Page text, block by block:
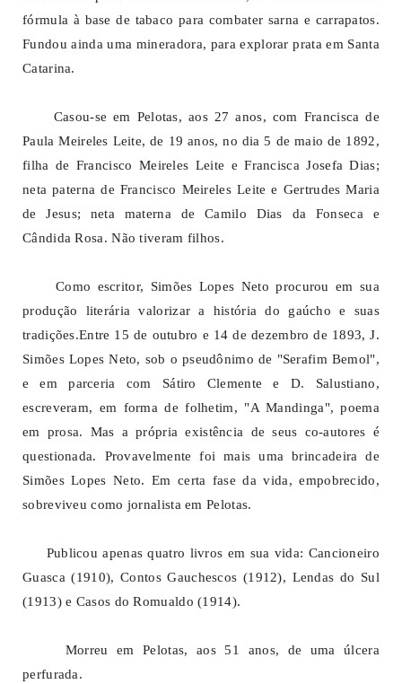
fórmula à base de tabaco para combater sarna e carrapatos.
Fundou ainda uma mineradora, para explorar prata em Santa
Catarina.
Casou-se em Pelotas, aos 27 anos, com Francisca de
Paula Meireles Leite, de 19 anos, no dia 5 de maio de 1892,
filha de Francisco Meireles Leite e Francisca Josefa Dias;
neta paterna de Francisco Meireles Leite e Gertrudes Maria
de Jesus; neta materna de Camilo Dias da Fonseca e
Cândida Rosa. Não tiveram filhos.
Como escritor, Simões Lopes Neto procurou em sua
produção literária valorizar a história do gaúcho e suas
tradições.Entre 15 de outubro e 14 de dezembro de 1893, J.
Simões Lopes Neto, sob o pseudônimo de "Serafim Bemol",
e em parceria com Sátiro Clemente e D. Salustiano,
escreveram, em forma de folhetim, "A Mandinga", poema
em prosa. Mas a própria existência de seus co-autores é
questionada. Provavelmente foi mais uma brincadeira de
Simões Lopes Neto. Em certa fase da vida, empobrecido,
sobreviveu como jornalista em Pelotas.
Publicou apenas quatro livros em sua vida: Cancioneiro
Guasca (1910), Contos Gauchescos (1912), Lendas do Sul
(1913) e Casos do Romualdo (1914).
Morreu em Pelotas, aos 51 anos, de uma úlcera
perfurada.